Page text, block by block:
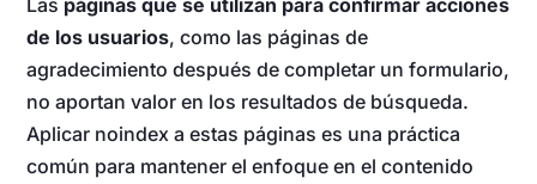
de los usuarios, como las páginas de
agradecimiento después de completar un formulario,
no aportan valor en los resultados de búsqueda.
Aplicar noindex a estas páginas es una práctica
común para mantener el enfoque en el contenido